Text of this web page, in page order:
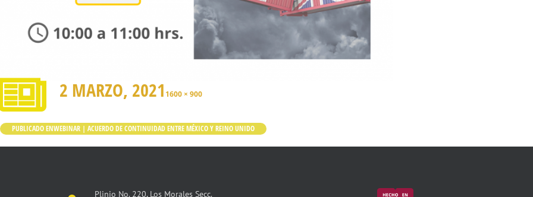
2 MARZO, 2021 1600 × 900
PUBLICADO ENWEBINAR | ACUERDO DE CONTINUIDAD ENTRE MÉXICO Y REINO UNIDO
Plinio No. 220, Los Morales Secc.